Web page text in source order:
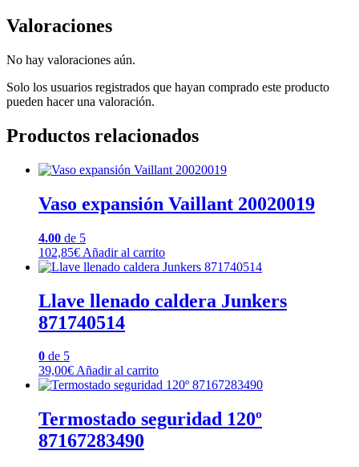
Valoraciones
No hay valoraciones aún.
Solo los usuarios registrados que hayan comprado este producto
pueden hacer una valoración.
Productos relacionados
Vaso expansión Vaillant 20020019
4.00 de 5
102,85€ Añadir al carrito
Llave llenado caldera Junkers
871740514
0 de 5
39,00€Añadir al carrito
Termostado seguridad 120º
87167283490